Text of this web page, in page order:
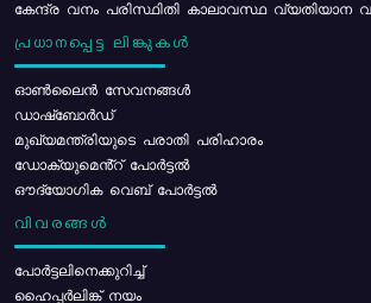
കേന്ദ്ര വനം പരിസ്ഥിതി കാലാവസ്ഥ വ്യതിയാന
പ്രധാനപ്പെട്ട ലിങ്കുകൾ
ഓൺലൈൻ സേവനങ്ങൾ
ഡാഷ്ബോർഡ്
മുഖ്യമന്ത്രിയുടെ പരാതി പരിഹാരം
ഡോക്യുമെൻ്റ് പോർട്ടൽ
ഔദ്യോഗിക വെബ് പോർട്ടൽ
വിവരങ്ങൾ
പോര്‍ട്ടലിനെക്കുറിച്ച്
ഹൈപ്പർലിങ്ക് നയം